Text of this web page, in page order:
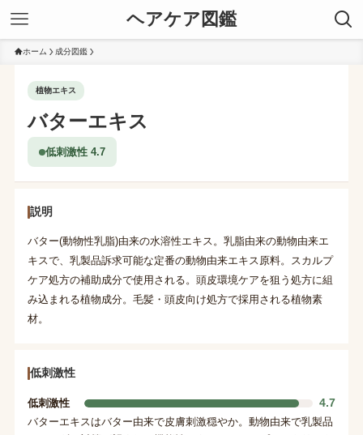
ヘアケア図鑑
ホーム 成分図鑑
植物エキス
バターエキス
低刺激性 4.7
説明
バター(動物性乳脂)由来の水溶性エキス。乳脂由来の動物由来エ
キスで、乳製品訴求可能な定番の動物由来エキス原料。スカルプ
ケア処方の補助成分で使用される。頭皮環境ケアを狙う処方に組
み込まれる植物成分。毛髪・頭皮向け処方で採用される植物素
材。
低刺激性
低刺激性 4.7
バターエキスはバター由来で皮膚刺激穏やか。動物由来で乳製品